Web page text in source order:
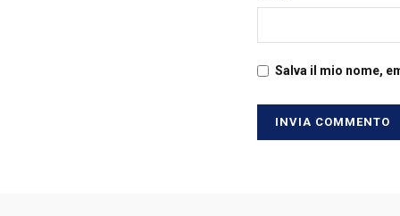
Salva il mio nome,